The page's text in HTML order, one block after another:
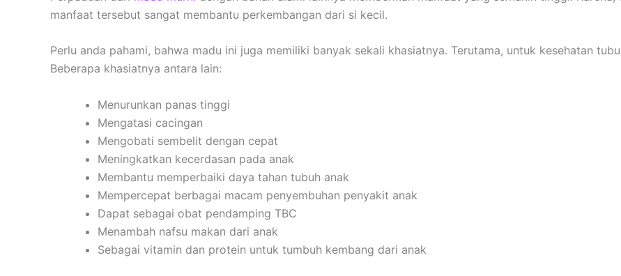
manfaat tersebut sangat membantu perkembangan dari si kecil.
Perlu anda pahami, bahwa madu ini juga memiliki banyak sekali khasiatnya. Terutama, untuk kesehatan
Beberapa khasiatnya antara lain:
Menurunkan panas tinggi
Mengatasi cacingan
Mengobati sembelit dengan cepat
Meningkatkan kecerdasan pada anak
Membantu memperbaiki daya tahan tubuh anak
Mempercepat berbagai macam penyembuhan penyakit anak
Dapat sebagai obat pendamping TBC
Menambah nafsu makan dari anak
Sebagai vitamin dan protein untuk tumbuh kembang dari anak